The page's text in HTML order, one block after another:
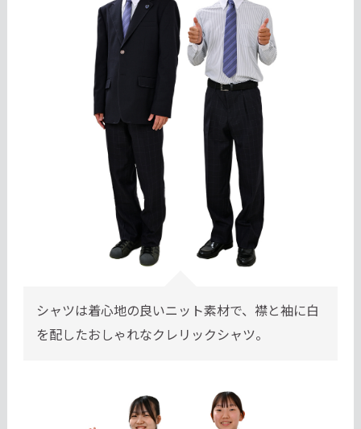
シャツは着心地の良いニット素材で、襟と袖に白
を配したおしゃれなクレリックシャツ。